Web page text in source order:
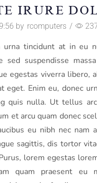
IRURE
by rcomputers /
urna tincidunt at in eu
sed suspendisse
egestas viverra libero,
eget. Enim eu, donec
quis nulla. Ut tellus
et arcu quam donec
eu nibh nec nam
sagittis, dis tortor
lorem egestas
quam praesent eu